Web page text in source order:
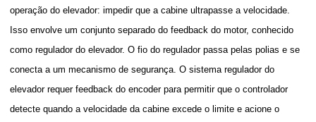
operação do elevador: impedir que a cabine ultrapasse a velocidade.
Isso envolve um conjunto separado do feedback do motor, conhecido
como regulador do elevador. O fio do regulador passa pelas polias e se
conecta a um mecanismo de segurança. O sistema regulador do
elevador requer feedback do encoder para permitir que o controlador
detecte quando a velocidade da cabine excede o limite e acione o